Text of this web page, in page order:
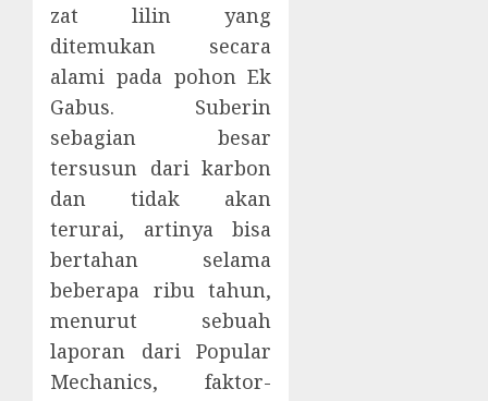
zat lilin yang
ditemukan secara
alami pada pohon Ek
Gabus. Suberin
sebagian besar
tersusun dari karbon
dan tidak akan
terurai, artinya bisa
bertahan selama
beberapa ribu tahun,
menurut sebuah
laporan dari Popular
Mechanics, faktor-